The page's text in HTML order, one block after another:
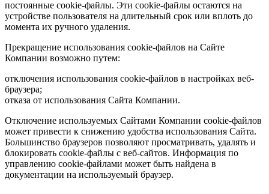
постоянные cookie-файлы. Эти cookie-файлы остаются на
устройстве пользователя на длительный срок или вплоть до
момента их ручного удаления.
Прекращение использования cookie-файлов на Сайте
Компании возможно путем:
отключения использования cookie-файлов в настройках веб-
браузера;
отказа от использования Сайта Компании.
Отключение используемых Сайтами Компании cookie-файлов
может привести к снижению удобства использования Сайта.
Большинство браузеров позволяют просматривать, удалять и
блокировать cookie-файлы c веб-сайтов. Информация по
управлению cookie-файлами может быть найдена в
документации на используемый браузер.